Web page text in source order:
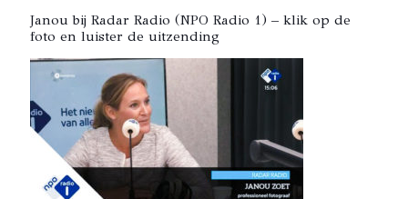
Janou bij Radar Radio (NPO Radio 1) – klik op de
foto en luister de uitzending